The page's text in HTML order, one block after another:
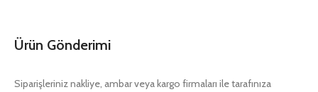
Ürün Gönderimi
Siparişleriniz nakliye, ambar veya kargo firmaları ile tarafınıza